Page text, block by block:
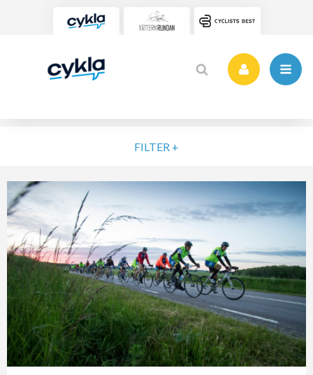
FILTER +
ELIT MOTION NYBÖRJARE
VARDAG
POPULÄRA TAGGAR
Vätternrundan
Motionslopp
Cykling
Cykelveckan 2025
MTB
Träning
Vättern Bike Games
MTB-Lopp
Cykelveckan 2021
Cykelveckan 2026
Matilda Frisk Torell
SORTERA PÅ
RENSA